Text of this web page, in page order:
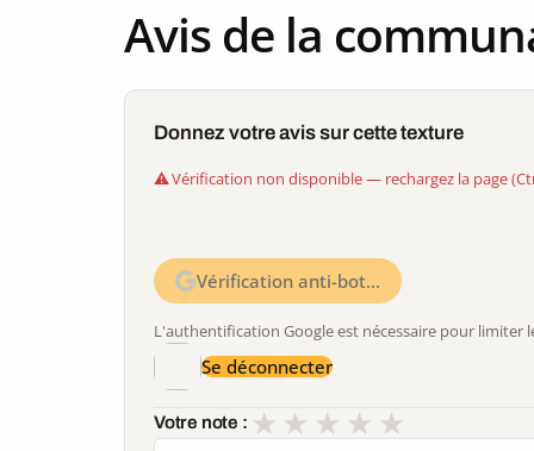
Avis de la
Donnez votre avis sur cette texture
Vérification non disponible — rechargez la page
Vérification anti-bot…
L'authentification Google est nécessaire pour
Se déconnecter
Votre note : ★
★
★
★
★